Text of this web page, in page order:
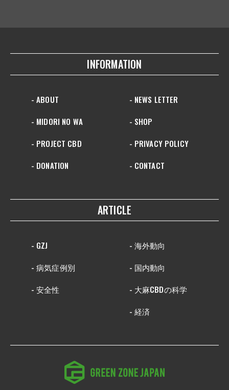
INFORMATION
- ABOUT
- MIDORI NO WA
- PROJECT CBD
- DONATION
- NEWS LETTER
- SHOP
- PRIVACY POLICY
- CONTACT
ARTICLE
- GZJ
- 病気症例別
- 安全性
- 海外動向
- 国内動向
- 大麻CBDの科学
- 経済